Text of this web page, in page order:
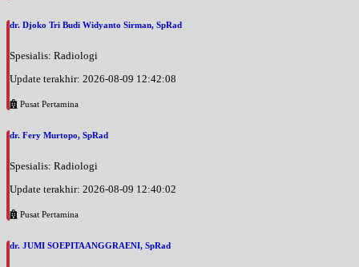
dr. Djoko Tri Budi Widyanto Sirman, SpRad
Spesialis: Radiologi
Update terakhir: 2026-08-09 12:42:08
Pusat Pertamina
dr. Fery Murtopo, SpRad
Spesialis: Radiologi
Update terakhir: 2026-08-09 12:40:02
Pusat Pertamina
dr. JUMI SOEPITAANGGRAENI, SpRad